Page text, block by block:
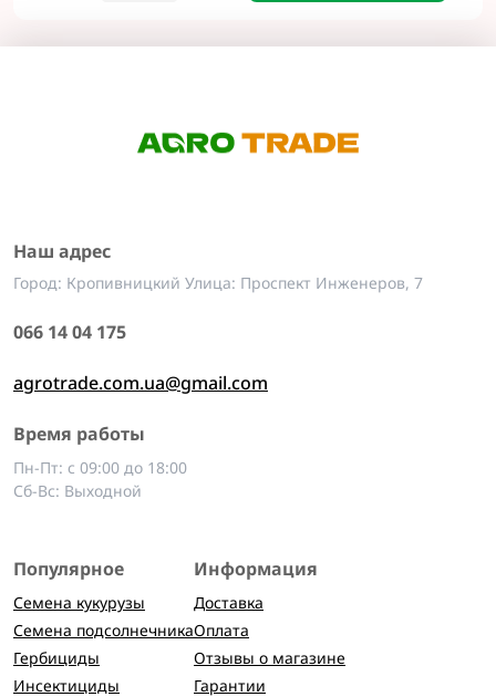
Наш адрес
Город: Кропивницкий Улица: Проспект Инженеров, 7
066 14 04 175
agrotrade.com.ua@gmail.com
Время работы
Пн-Пт: с 09:00 до 18:00
Сб-Вс: Выходной
Популярное
Семена кукурузы
Семена подсолнечника
Гербициды
Инсектициды
Информация
Доставка
Оплата
Отзывы о магазине
Гарантии